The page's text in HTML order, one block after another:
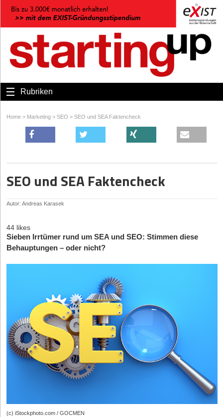
Rubriken
Home > Marketing > SEO > SEO und SEA Faktencheck
SEO und SEA Faktencheck
Autor: Andreas Karasek
44 likes
Sieben Irrtümer rund um SEA und SEO: Stimmen diese
Behauptungen – oder nicht?
(c) iStockphoto.com / GOCMEN